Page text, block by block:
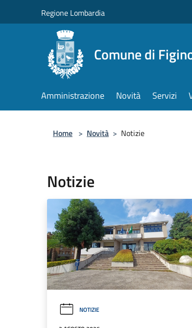
Regione Lombardia
Comune di
Amministrazione Novità Servizi
Home > Novità > Notizie
Notizie
NOTIZIE